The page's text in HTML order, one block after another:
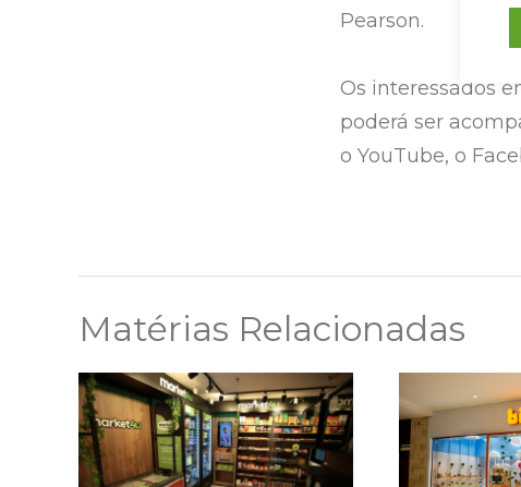
Pearson.
Os interessados
poderá ser
o YouTube, o
Matérias Relacionadas